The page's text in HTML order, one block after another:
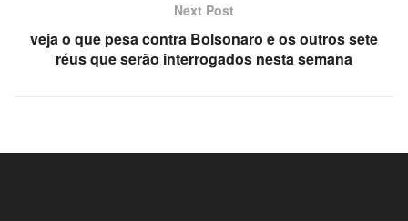
Next Post
veja o que pesa contra Bolsonaro e os outros sete
réus que serão interrogados nesta semana